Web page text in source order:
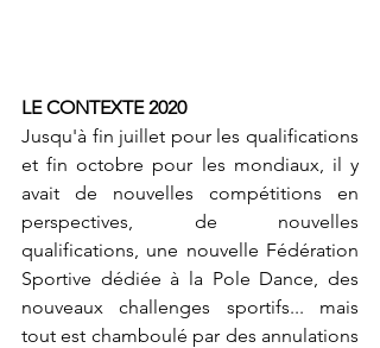
LE CONTEXTE 2020
Jusqu'à fin juillet pour les qualifications
et fin octobre pour les mondiaux, il y
avait de nouvelles compétitions en
perspectives, de nouvelles
qualifications, une nouvelle Fédération
Sportive dédiée à la Pole Dance, des
nouveaux challenges sportifs... mais
tout est chamboulé par des annulations